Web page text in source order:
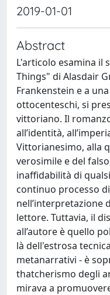
2019-01-01
Abstract
L'articolo esamina il
Things" di Alasdair
Frankenstein e a
ottocenteschi, si
vittoriano. Il
all’identità,
Vittorianesimo, alla
verosimile e del
inaffidabilità di
continuo processo
nell’interpretazione
lettore. Tuttavia, il
all’autore è quello
là dell'estrosa
metanarrativi - è
thatcherismo degli
mirava a